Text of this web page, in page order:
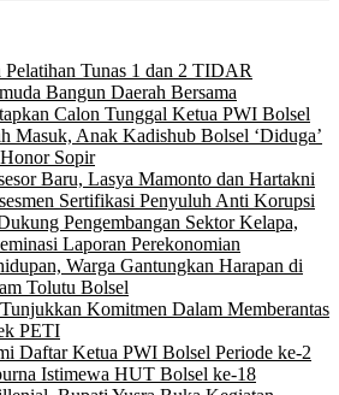
Tunas 1 dan 2 TIDAR
Bangun Daerah Bersama
Calon Tunggal Ketua PWI Bolsel
Masuk, Anak Kadishub Bolsel ‘Diduga’
Sopir
Baru, Lasya Mamonto dan Hartakni
Sertifikasi Penyuluh Anti Korupsi
Pengembangan Sektor Kelapa,
Laporan Perekonomian
Warga Gantungkan Harapan di
Tolutu Bolsel
Komitmen Dalam Memberantas
PETI
Daftar Ketua PWI Bolsel Periode ke-2
Istimewa HUT Bolsel ke-18